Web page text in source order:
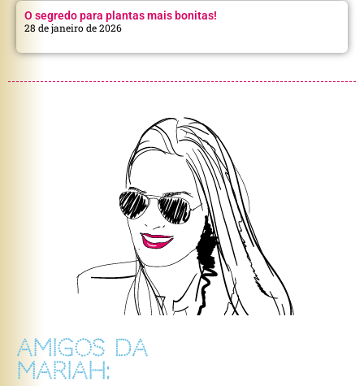
O segredo para plantas mais bonitas!
28 de janeiro de 2026
AMIGOS DA
MARIAH: